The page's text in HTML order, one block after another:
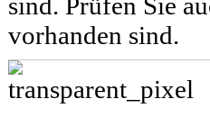
vorhanden sind.